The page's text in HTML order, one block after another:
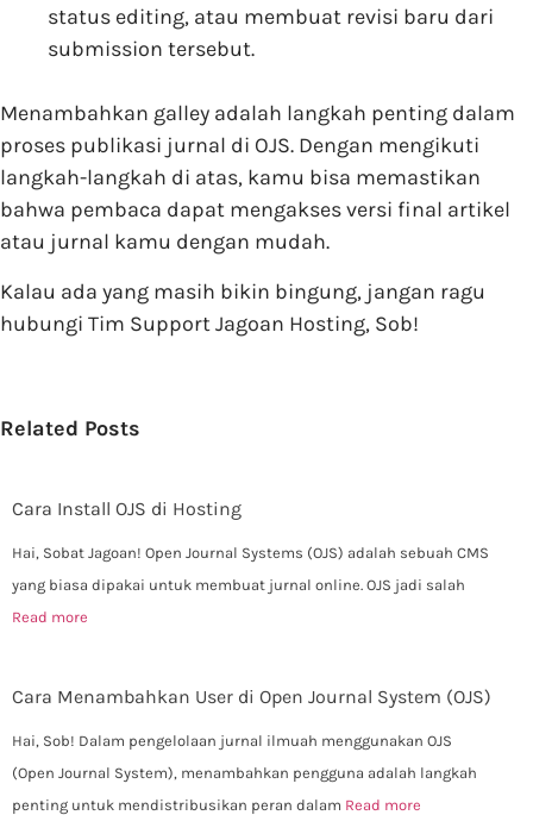
status editing, atau membuat revisi baru dari
submission tersebut.
Menambahkan galley adalah langkah penting dalam
proses publikasi jurnal di OJS. Dengan mengikuti
langkah-langkah di atas, kamu bisa memastikan
bahwa pembaca dapat mengakses versi final artikel
atau jurnal kamu dengan mudah.
Kalau ada yang masih bikin bingung, jangan ragu
hubungi Tim Support Jagoan Hosting, Sob!
Related Posts
Cara Install OJS di Hosting
Hai, Sobat Jagoan! Open Journal Systems (OJS) adalah sebuah CMS
yang biasa dipakai untuk membuat jurnal online. OJS jadi salah
Read more
Cara Menambahkan User di Open Journal System (OJS)
Hai, Sob! Dalam pengelolaan jurnal ilmuah menggunakan OJS
(Open Journal System), menambahkan pengguna adalah langkah
penting untuk mendistribusikan peran dalam Read more